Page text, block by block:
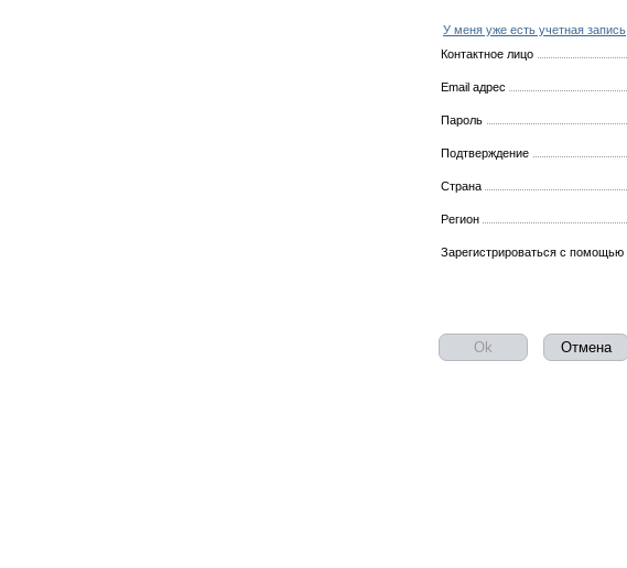
У меня уже есть учетная запись
Контактное лицо
Email адрес
Пароль
Подтверждение
Страна
Регион
Зарегистрироваться с помощью